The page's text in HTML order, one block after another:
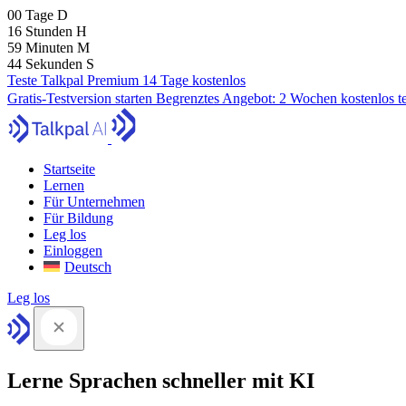
00 Tage D
16 Stunden H
59 Minuten M
43 Sekunden S
Teste Talkpal Premium 14 Tage kostenlos
Gratis-Testversion starten Begrenztes Angebot: 2 Wochen kostenlos
Startseite
Lernen
Für Unternehmen
Für Bildung
Leg los
Einloggen
Deutsch
Leg los
Lerne Sprachen schneller mit KI